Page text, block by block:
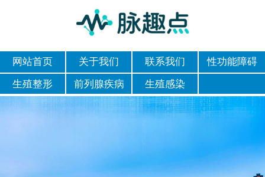
网站首页 关于我们 联系我们
性功能障碍
生殖整形
前列腺疾病 生殖感染